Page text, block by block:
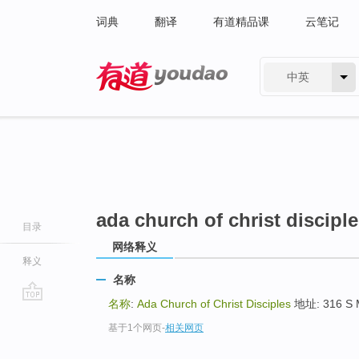
词典 翻译 有道精品课 云笔记
中英
目录
释义
ada church of christ
网络释义
名称
名称: Ada Church of Christ Disciples 地址: 316 S
基于1个网页-相关网页